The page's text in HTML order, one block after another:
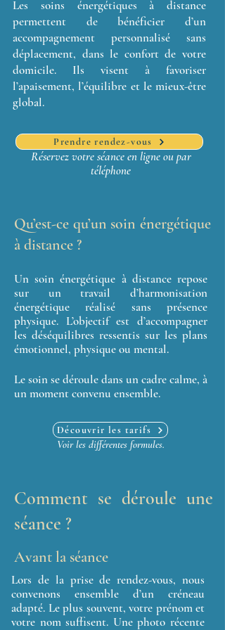
Les soins énergétiques à distance
permettent de bénéficier d’un
accompagnement personnalisé sans
déplacement, dans le confort de votre
domicile. Ils visent à favoriser
l’apaisement, l’équilibre et le mieux-être
global.
Prendre rendez-vous
Réservez votre séance en ligne ou par
téléphone
Qu’est-ce qu’un soin énergétique
à distance ?
Un soin énergétique à distance repose
sur un travail d’harmonisation
énergétique réalisé sans présence
physique. L’objectif est d’accompagner
les déséquilibres ressentis sur les plans
émotionnel, physique ou mental.
Le soin se déroule dans un cadre calme, à
un moment convenu ensemble.
Découvrir les tarifs
Voir les différentes formules.
Comment se déroule une
séance ?
Avant la séance
Lors de la prise de rendez-vous, nous
convenons ensemble d’un créneau
adapté. Le plus souvent, votre prénom et
votre nom suffisent. Une photo récente